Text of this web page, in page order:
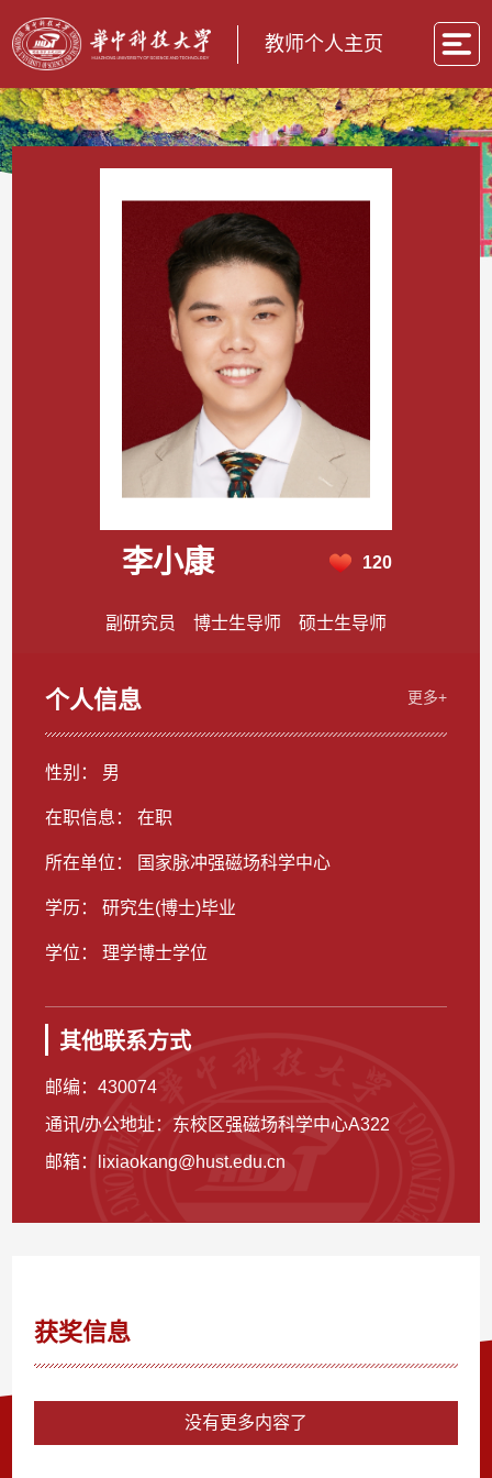
教师个人主页
李小康 120
副研究员 博士生导师 硕士生导师
个人信息 更多+
性别： 男
在职信息： 在职
所在单位： 国家脉冲强磁场科学中心
学历： 研究生(博士)毕业
学位： 理学博士学位
其他联系方式
邮编：430074
通讯/办公地址： 东校区强磁场科学中心A322
邮箱：
lixiaokang@hust.edu.cn
获奖信息
没有更多内容了